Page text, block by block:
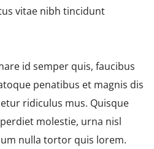
vitae nibh tincidunt
id semper quis, faucibus
penatibus et magnis dis
ridiculus mus. Quisque
molestie, urna nisl
nulla tortor quis lorem.